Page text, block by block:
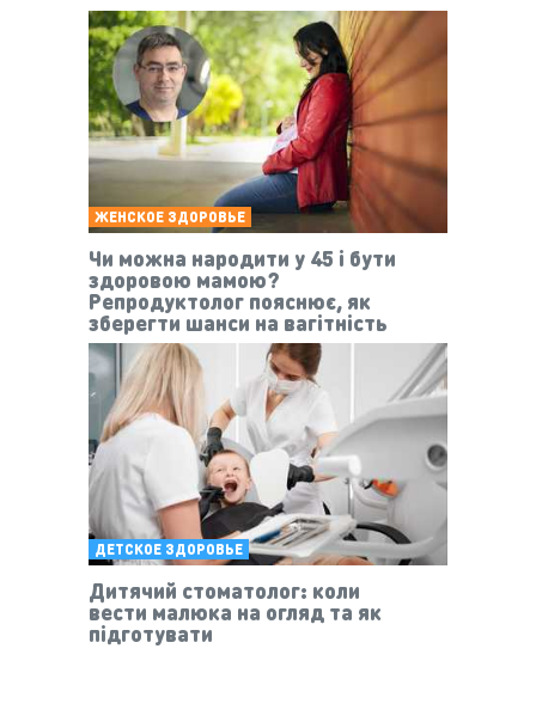
ЖЕНСКОЕ ЗДОРОВЬЕ
Чи можна народити у 45 і бути
здоровою мамою?
Репродуктолог пояснює, як
зберегти шанси на вагітність
ДЕТСКОЕ ЗДОРОВЬЕ
Дитячий стоматолог: коли
вести малюка на огляд та як
підготувати